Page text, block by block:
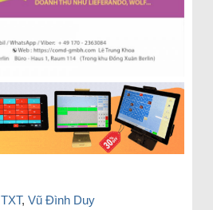
TXT, Vũ Đình Duy